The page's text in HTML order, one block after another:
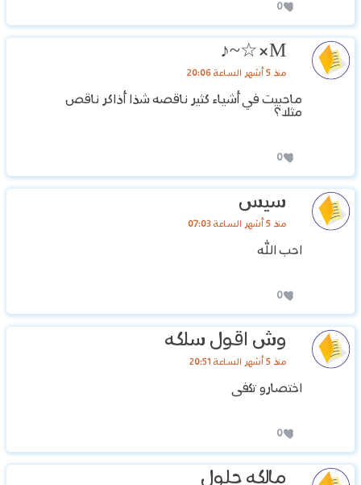
0
M×☆~♪
منذ 5 أشهر الساعة 20:06
ماحبيت في أشياء كثير ناقصه شذا أذاكر ناقص
مثلا؟
0
سيس
منذ 5 أشهر الساعة 07:03
احب الله
0
وش اقول سلكه
منذ 5 أشهر الساعة 20:51
اختصارو تكفى
0
مالكه حلول